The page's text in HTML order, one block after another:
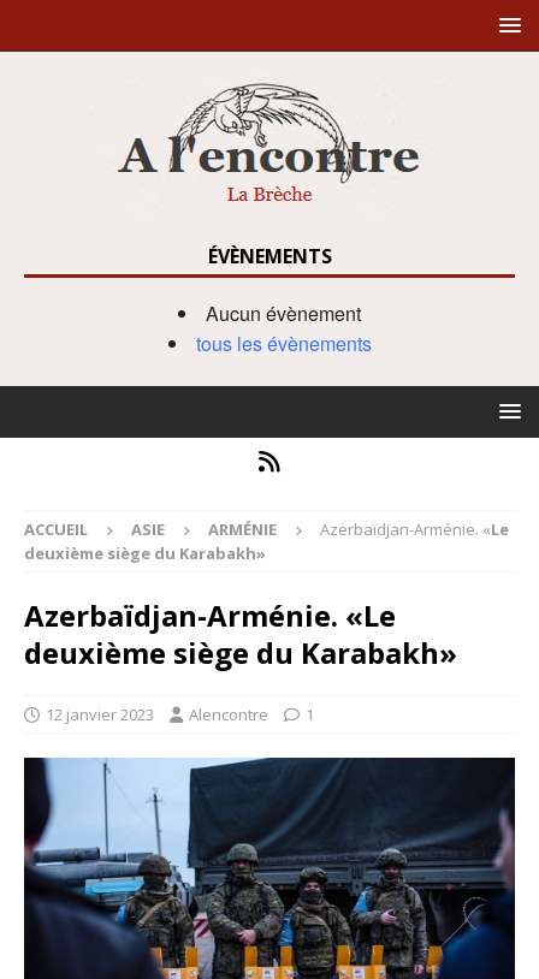
ÉVÈNEMENTS
Aucun évènement
tous les évènements
ACCUEIL ASIE ARMÉNIE Azerbaïdjan-Arménie. «Le
deuxième siège du Karabakh»
Azerbaïdjan-Arménie. «Le
deuxième siège du Karabakh»
12 janvier 2023 Alencontre 1